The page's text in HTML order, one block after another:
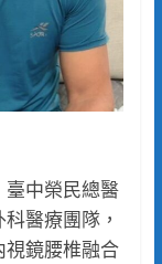
中榮民總醫
醫療團隊，
鏡腰椎融合